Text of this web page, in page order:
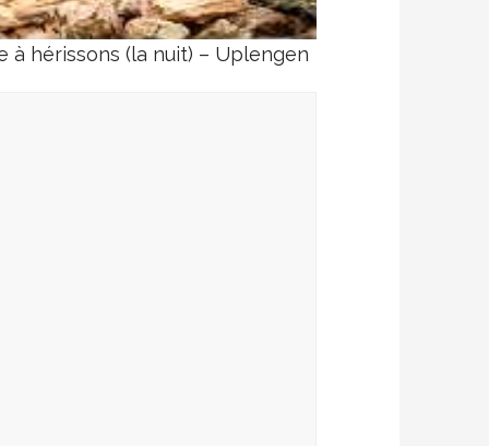
à hérissons (la nuit) – Uplengen